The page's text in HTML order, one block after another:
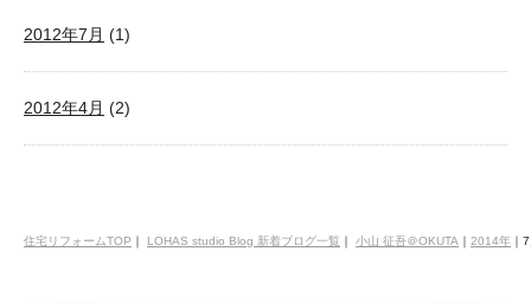
2012年7月 (1)
2012年4月 (2)
住宅リフォームTOP ｜ LOHAS studio Blog 新着ブログ一覧 ｜ 小山 征吾＠OKUTA ｜ 2014年 ｜